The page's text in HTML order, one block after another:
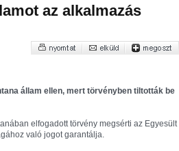
az alkalmazás
állam ellen, mert törvényben tiltották be
elfogadott törvény megsérti az Egyesült
való jogot garantálja.